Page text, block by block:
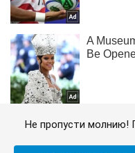
Не пропусти молнию!